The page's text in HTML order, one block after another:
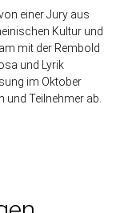
einer Jury aus
Kultur und
mit der Rembold
und Lyrik
im Oktober
und Teilnehmer ab.